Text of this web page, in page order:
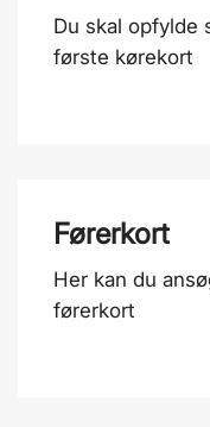
Du skal opfylde
første kørekort
Førerkort
Her kan du
førerkort